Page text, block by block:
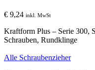
€ 9,24 inkl. MwSt
Kraftform Plus – Serie 300,
Schrauben, Rundklinge
Alle Schraubenzieher